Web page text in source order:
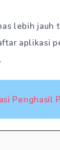
lebih
aplikasi
Penghasil